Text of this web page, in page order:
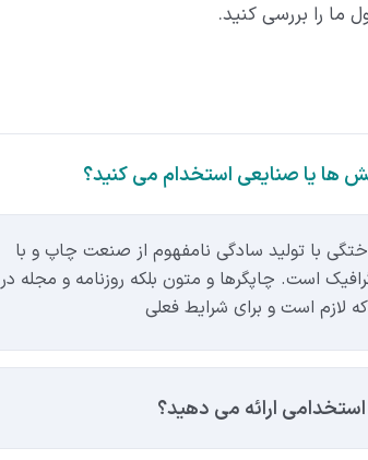
ما را بررسی کنید.
ها یا صنایعی استخدام می کنید؟
با تولید سادگی نامفهوم از صنعت چاپ و با
است. چاپگرها و متون بلکه روزنامه و مجله در
لازم است و برای شرایط فعلی
ارائه می دهید؟